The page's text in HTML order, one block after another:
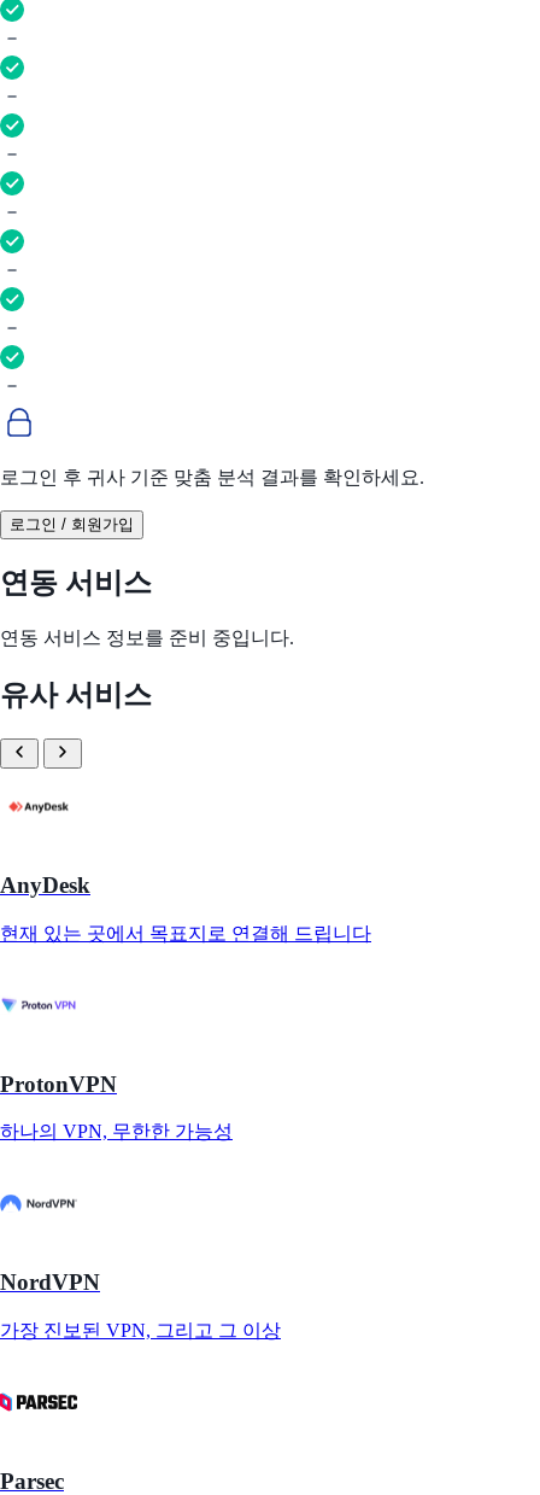
로그인 후 귀사 기준 맞춤 분석 결과를 확인하세요.
로그인 / 회원가입
연동 서비스
연동 서비스 정보를 준비 중입니다.
유사 서비스
AnyDesk
현재 있는 곳에서 목표지로 연결해 드립니다
ProtonVPN
하나의 VPN, 무한한 가능성
NordVPN
가장 진보된 VPN, 그리고 그 이상
Parsec